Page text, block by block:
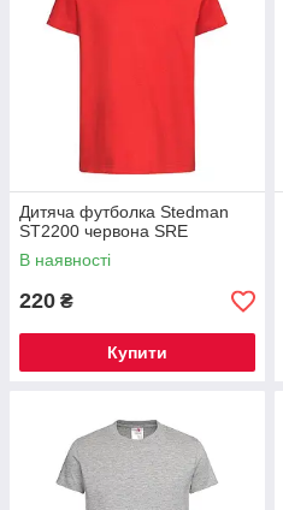
Дитяча футболка Stedman
ST2200 червона SRE
В наявності
220 ₴
Купити